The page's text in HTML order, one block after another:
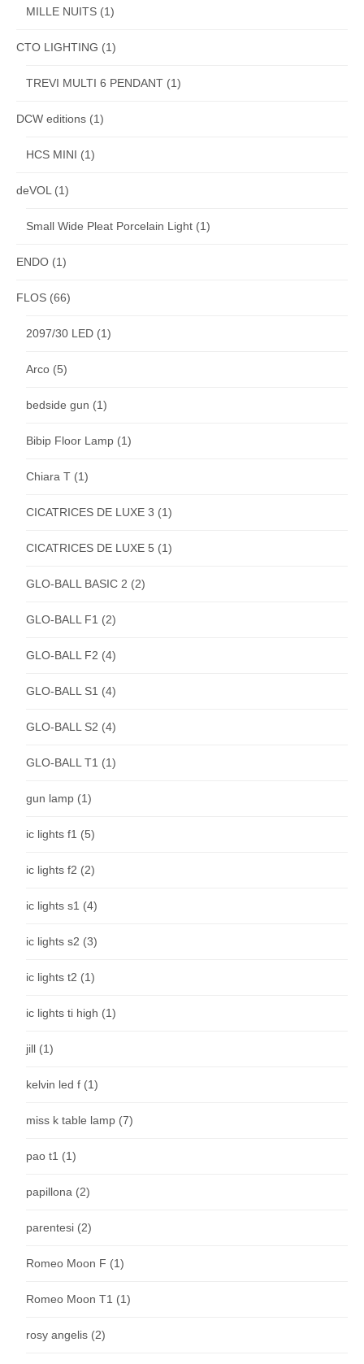
MILLE NUITS (1)
CTO LIGHTING (1)
TREVI MULTI 6 PENDANT (1)
DCW editions (1)
HCS MINI (1)
deVOL(1)
Small Wide Pleat Porcelain Light (1)
ENDO (1)
FLOS (66)
2097/30 LED (1)
Arco (5)
bedside gun (1)
Bibip Floor Lamp (1)
Chiara T (1)
CICATRICES DE LUXE 3 (1)
CICATRICES DE LUXE 5 (1)
GLO-BALL BASIC 2 (2)
GLO-BALL F1 (2)
GLO-BALL F2 (4)
GLO-BALL S1 (4)
GLO-BALL S2 (4)
GLO-BALL T1 (1)
gun lamp (1)
ic lights f1 (5)
ic lights f2 (2)
ic lights s1 (4)
ic lights s2 (3)
ic lights t2 (1)
ic lights ti high (1)
jill (1)
kelvin led f (1)
miss k table lamp (7)
pao t1 (1)
papillona (2)
parentesi (2)
Romeo Moon F (1)
Romeo Moon T1 (1)
rosy angelis (2)